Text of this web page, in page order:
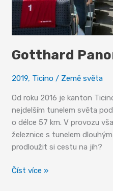
Gotthard
2019, Ticino / Země světa
Od roku 2016 je kanton
nejdelším tunelem světa
o délce 57 km. V provozu
železnice s tunelem
prodloužit si cestu na jih?
Gotthard
Číst více »